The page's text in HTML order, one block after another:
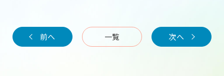
前へ 一覧 次へ